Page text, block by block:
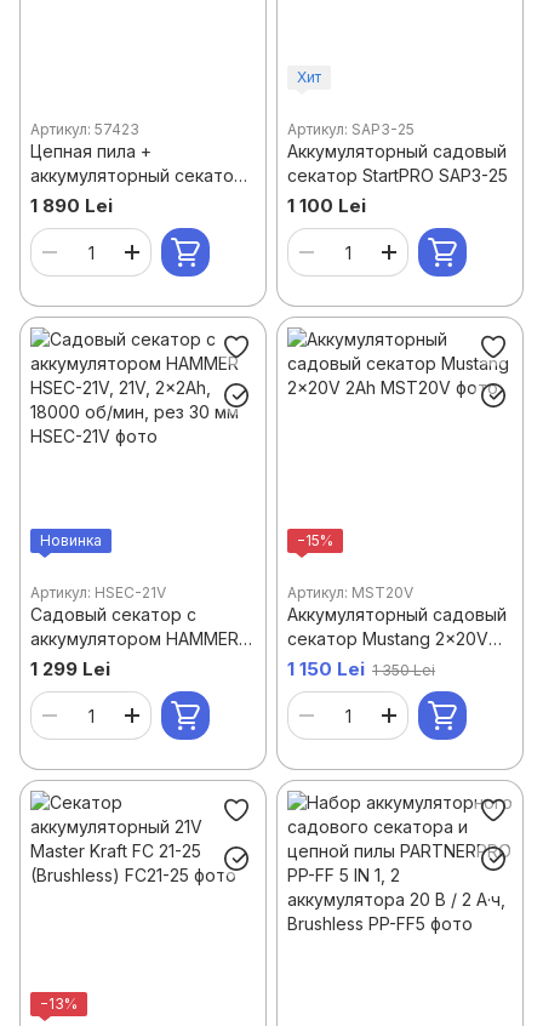
Артикул: 57423
Цепная пила +
аккумуляторный секатор
- 3 аккумулятора, 2
зарядных устройства, 21В
2А Hammer
1 890 Lei
Хит
Артикул: SAP3-25
Аккумуляторный садовый
секатор StartPRO SAP3-25
1 100 Lei
Новинка
Артикул: HSEC-21V
Садовый секатор с
аккумулятором HAMMER
HSEC-21V, 21V, 2x2Ah,
18000 об/мин, рез 30 мм
1 299 Lei
−15%
Артикул: MST20V
Аккумуляторный садовый
секатор Mustang 2×20V
2Ah
1 150 Lei 1 350 Lei
−13%